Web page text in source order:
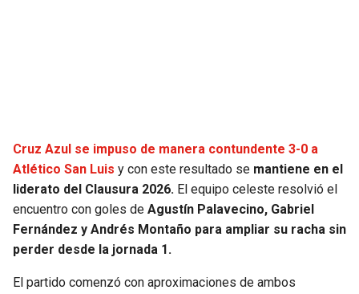
LIONS
PACKERS
FALCONS
NUGGETS
TIMBERWOLVES
THUNDER
TRAIL BLAZERS
Cruz Azul se impuso de manera contundente 3-0 a
Atlético San Luis y con este resultado se mantiene en el
liderato del Clausura 2026. El equipo celeste resolvió el
encuentro con goles de Agustín Palavecino, Gabriel
Fernández y Andrés Montaño para ampliar su racha sin
perder desde la jornada 1.
El partido comenzó con aproximaciones de ambos